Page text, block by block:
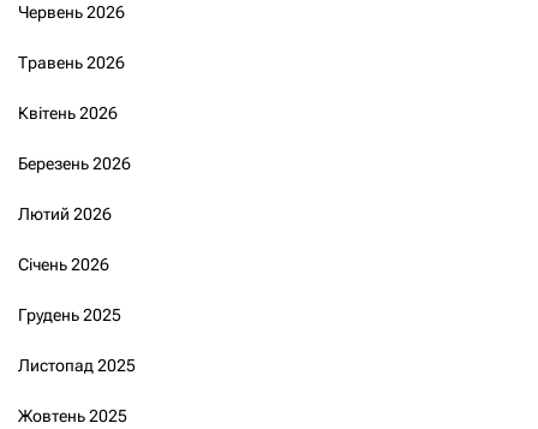
Червень 2026
Травень 2026
Квітень 2026
Березень 2026
Лютий 2026
Січень 2026
Грудень 2025
Листопад 2025
Жовтень 2025